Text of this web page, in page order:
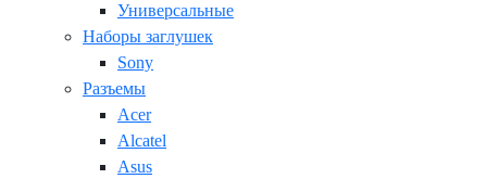
Универсальные
Наборы заглушек
Sony
Разъемы
Acer
Alcatel
Asus